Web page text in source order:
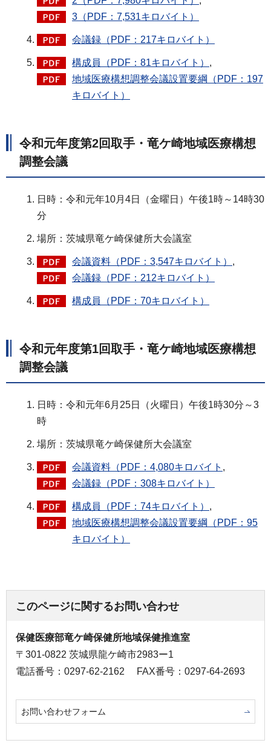
3（PDF：7,531キロバイト）
会議録（PDF：217キロバイト）
構成員（PDF：81キロバイト） ,
地域医療構想調整会議設置要綱（PDF：197
キロバイト）
令和元年度第2回取手・竜ケ崎地域医療構想
調整会議
日時：令和元年10月4日（金曜日）午後1時～14時30
分
場所：茨城県竜ケ崎保健所大会議室
会議資料（PDF：3,547キロバイト） ,
会議録（PDF：212キロバイト）
構成員（PDF：70キロバイト）
令和元年度第1回取手・竜ケ崎地域医療構想
調整会議
日時：令和元年6月25日（火曜日）午後1時30分～3
時
場所：茨城県竜ケ崎保健所大会議室
会議資料（PDF：4,080キロバイト ,
会議録（PDF：308キロバイト）
構成員（PDF：74キロバイト） ,
地域医療構想調整会議設置要綱（PDF：95
キロバイト）
このページに関するお問い合わせ
保健医療部竜ケ崎保健所地域保健推進室
〒301-0822 茨城県龍ケ崎市2983ー1
電話番号：0297-62-2162
FAX番号：0297-64-2693
お問い合わせフォーム